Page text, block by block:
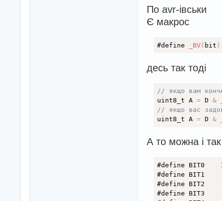
По avr-івськи
Є макрос
#define _BV( bit )
десь так тоді
// якщо вам
uint8_t A = D &
// якщо вас
uint8_t A = D &
А то можна і